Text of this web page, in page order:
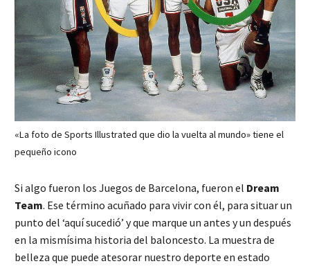
«La foto de Sports Illustrated que dio la vuelta al mundo» tiene el
pequeño icono
Si algo fueron los Juegos de Barcelona, fueron el Dream
Team. Ese término acuñado para vivir con él, para situar un
punto del ‘aquí sucedió’ y que marque un antes y un después
en la mismísima historia del baloncesto. La muestra de
belleza que puede atesorar nuestro deporte en estado